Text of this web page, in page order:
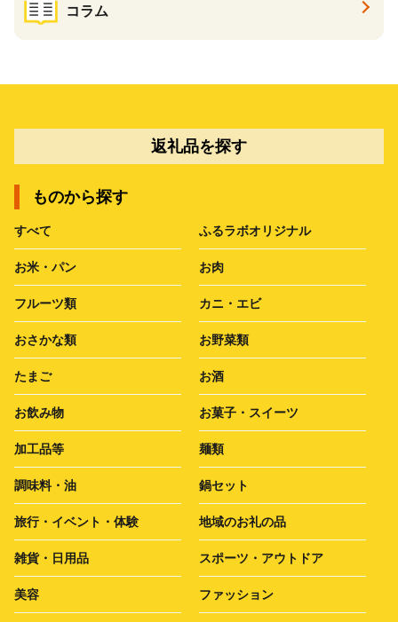
コラム
返礼品を探す
ものから探す
すべて ふるラボオリジナル
お米・パン お肉
フルーツ類 カニ・エビ
おさかな類 お野菜類
たまご お酒
お飲み物 お菓子・スイーツ
加工品等 麺類
調味料・油 鍋セット
旅行・イベント・体験 地域のお礼の品
雑貨・日用品 スポーツ・アウトドア
美容 ファッション